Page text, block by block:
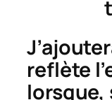
reflète
lorsque,